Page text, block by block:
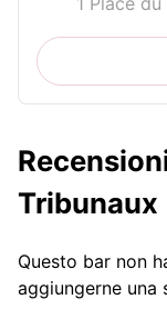
Tribunaux
Questo bar non
aggiungerne una